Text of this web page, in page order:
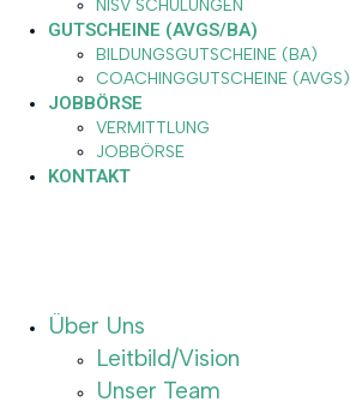
NISV SCHULUNGEN
GUTSCHEINE (AVGS/BA)
BILDUNGSGUTSCHEINE (BA)
COACHINGGUTSCHEINE (AVGS)
JOBBÖRSE
VERMITTLUNG
JOBBÖRSE
KONTAKT
Über Uns
Leitbild/Vision
Unser Team